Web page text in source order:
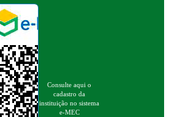
Consulte aqui o
cadastro da
instituição no sistema
e-MEC